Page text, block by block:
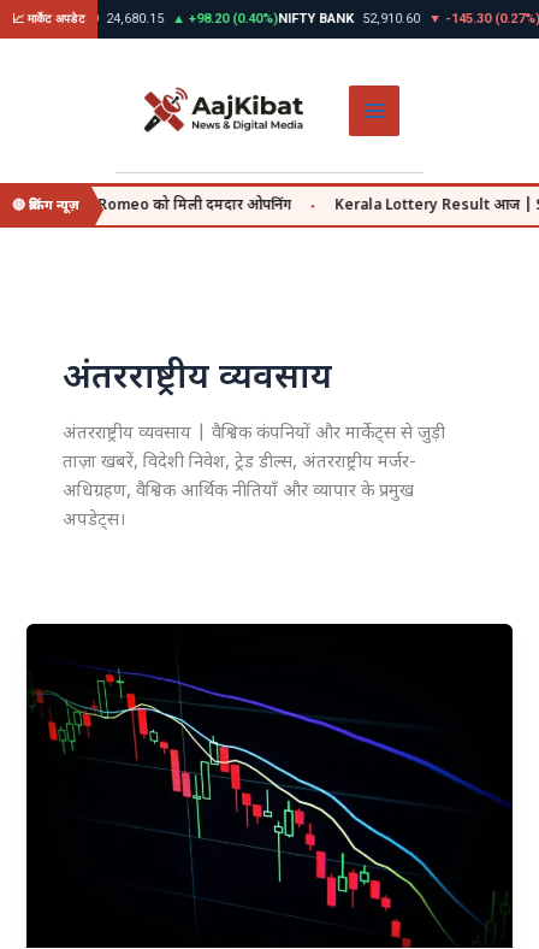
Skip
to
📈 मार्केट अपडेट
NIFTY 50 24,680.15 ▲ +98.20 (0.40%)NIFTY BANK 52,910.60 ▼ -145.30 (0.27%)
🔴 ब्रेकिंग न्यूज़को मिली दमदार ओपनिंग ● Kerala Lottery Result आज | Sthree
अंतरराष्ट्रीय व्यवसाय
अंतरराष्ट्रीय व्यवसाय | वैश्विक कंपनियों और मार्केट्स से जुड़ी
ताज़ा खबरें, विदेशी निवेश, ट्रेड डील्स, अंतरराष्ट्रीय मर्जर-
अधिग्रहण, वैश्विक आर्थिक नीतियाँ और व्यापार के प्रमुख
अपडेट्स।